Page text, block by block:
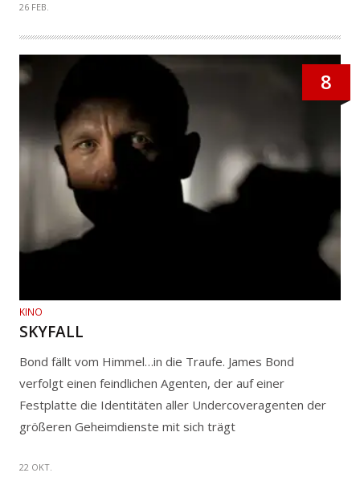
26 FEB.
8
KINO
SKYFALL
Bond fällt vom Himmel…in die Traufe. James Bond
verfolgt einen feindlichen Agenten, der auf einer
Festplatte die Identitäten aller Undercoveragenten der
größeren Geheimdienste mit sich trägt
22 OKT.